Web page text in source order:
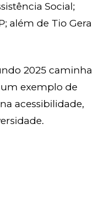
Social;
além de Tio Gera
2025 caminha
um exemplo de
acessibilidade,